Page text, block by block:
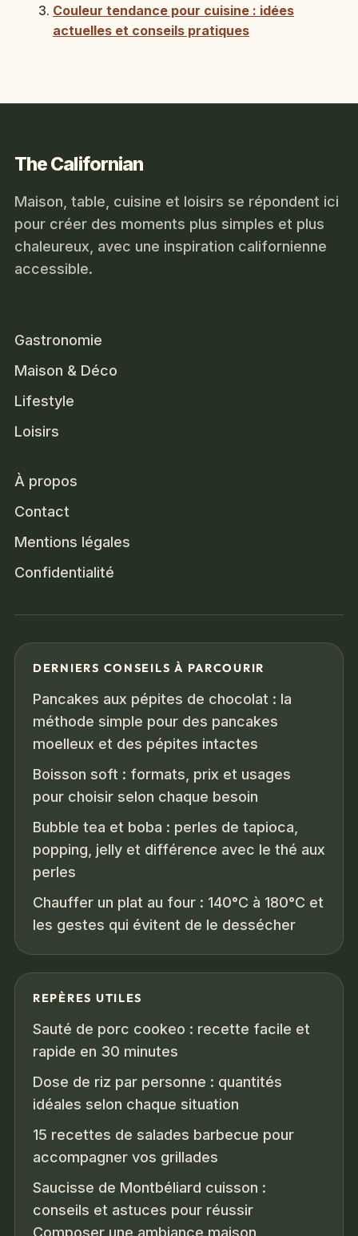
Couleur tendance pour cuisine : idées
actuelles et conseils pratiques
The Californian
Maison, table, cuisine et loisirs se répondent ici
pour créer des moments plus simples et plus
chaleureux, avec une inspiration californienne
accessible.
Gastronomie
Maison & Déco
Lifestyle
Loisirs
À propos
Contact
Mentions légales
Confidentialité
DERNIERS CONSEILS À PARCOURIR
Pancakes aux pépites de chocolat : la
méthode simple pour des pancakes
moelleux et des pépites intactes
Boisson soft : formats, prix et usages
pour choisir selon chaque besoin
Bubble tea et boba : perles de tapioca,
popping, jelly et différence avec le thé aux
perles
Chauffer un plat au four : 140°C à 180°C et
les gestes qui évitent de le dessécher
REPÈRES UTILES
Sauté de porc cookeo : recette facile et
rapide en 30 minutes
Dose de riz par personne : quantités
idéales selon chaque situation
15 recettes de salades barbecue pour
accompagner vos grillades
Saucisse de Montbéliard cuisson :
conseils et astuces pour réussir
Composer une ambiance maison